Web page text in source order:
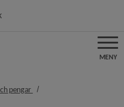
MENY
pengar nivå i brödsmulenavigeringen